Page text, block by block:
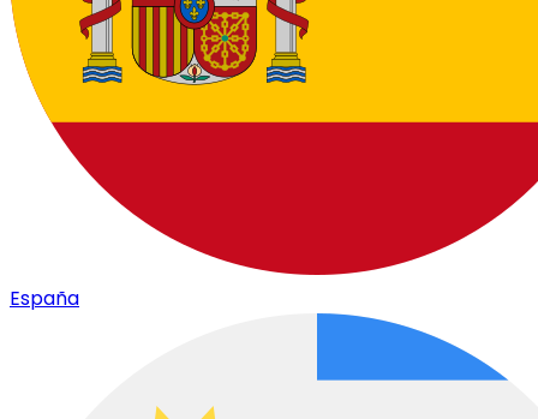
España